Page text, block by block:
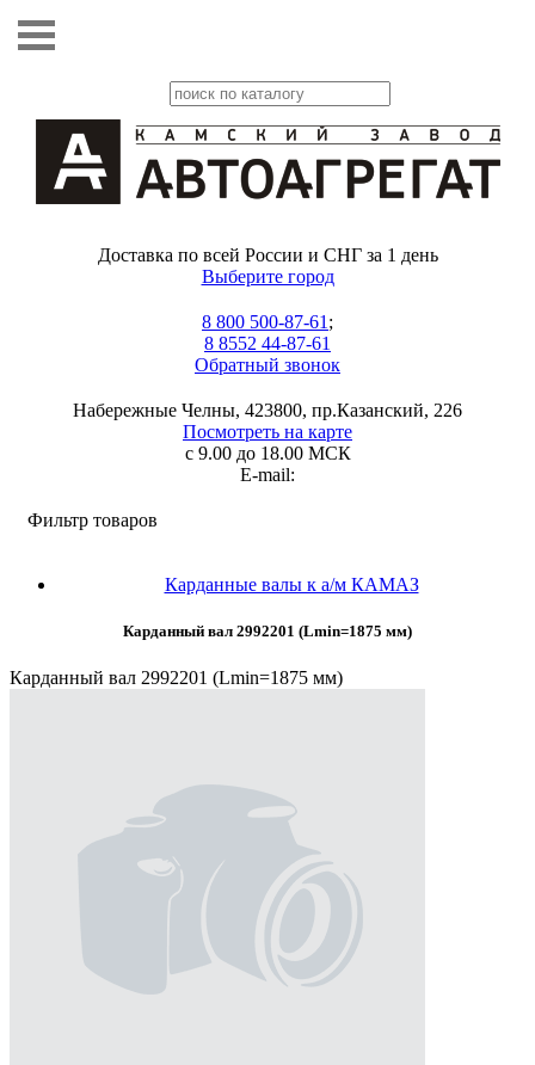
Доставка по всей России и СНГ за 1 день
Выберите город
8 800 500-87-61 ;
8 8552 44-87-61
Обратный звонок
Набережные Челны, 423800, пр.Казанский, 226
Посмотреть на карте
с 9.00 до 18.00 МСК
E-mail:
Фильтр товаров
Карданные валы к а/м КАМАЗ
Карданный вал 2992201 (Lmin=1875 мм)
Карданный вал 2992201 (Lmin=1875 мм)